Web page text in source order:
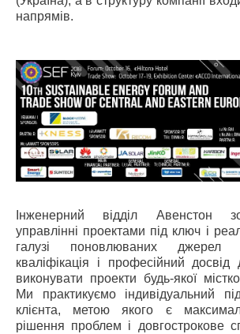
напрямів.
Інженерний відділ Авенстон
управлінні проектами під ключ і
галузі поновлюваних джерел
кваліфікація і професійний
виконувати проекти будь-якої
Ми практикуємо індивідуальний
клієнта, метою якого є
рішення проблем і довгострокове